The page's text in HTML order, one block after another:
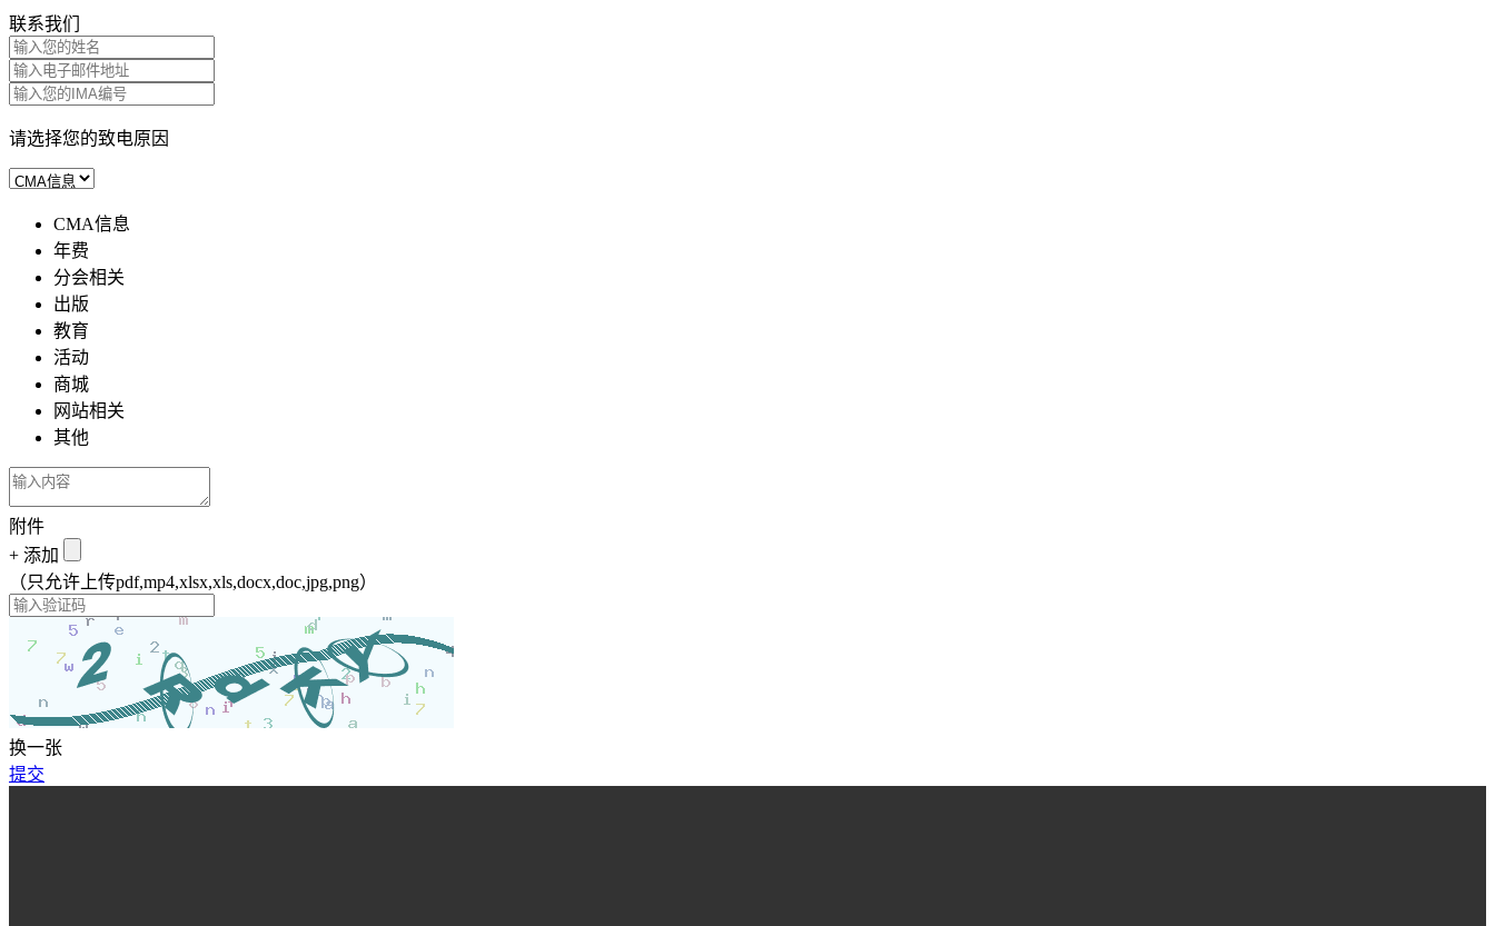
联系我们
请选择您的致电原因
CMA信息
年费
分会相关
出版
教育
活动
商城
网站相关
其他
附件
+ 添加
（只允许上传pdf,mp4,xlsx,xls,docx,doc,jpg,png）
换一张
提交